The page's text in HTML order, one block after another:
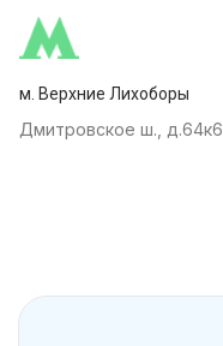
м. Верхние Лихоборы
Дмитровское ш., д.64к6